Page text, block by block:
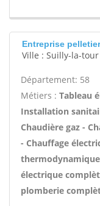
Entreprise pelletier
Ville : Suilly-la-tour
Département: 58
Métiers : Tableau
Installation
Chaudière gaz -
- Chauffage
électrique
plomberie